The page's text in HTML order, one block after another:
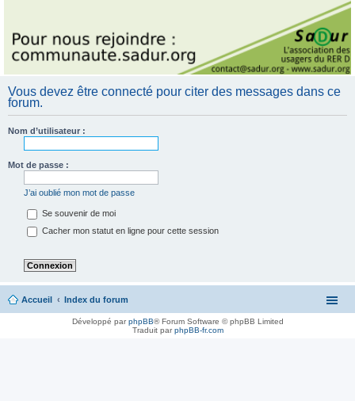
Vous devez être connecté pour citer des messages dans ce
forum.
Nom d’utilisateur :
Mot de passe :
J’ai oublié mon mot de passe
Se souvenir de moi
Cacher mon statut en ligne pour cette session
Accueil Index du forum
Développé parphpBB® Forum Software © phpBB Limited
Traduit parphpBB-fr.com